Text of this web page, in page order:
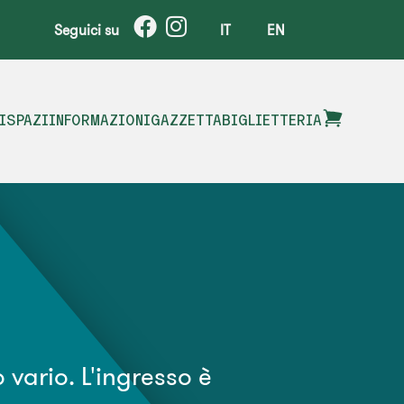
Seguici su IT EN
SPAZIINFORMAZIONIGAZZETTABIGLIETTERIA
L'ingresso è